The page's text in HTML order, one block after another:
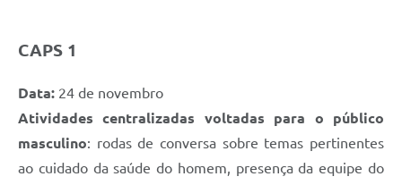
CAPS 1
Data: 24 de novembro
Atividades centralizadas voltadas para o público
masculino: rodas de conversa sobre temas pertinentes
ao cuidado da saúde do homem, presença da equipe do